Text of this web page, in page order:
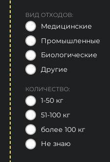
ВИД ОТХОДОВ:
Медицинские
Промышленные
Биологические
Другие
КОЛИЧЕСТВО:
1-50 кг
51-100 кг
более 100 кг
Не знаю